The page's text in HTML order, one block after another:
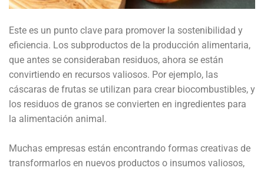
Este es un punto clave para promover la sostenibilidad y
eficiencia. Los subproductos de la producción alimentaria,
que antes se consideraban residuos, ahora se están
convirtiendo en recursos valiosos. Por ejemplo, las
cáscaras de frutas se utilizan para crear biocombustibles, y
los residuos de granos se convierten en ingredientes para
la alimentación animal.
Muchas empresas están encontrando formas creativas de
transformarlos en nuevos productos o insumos valiosos,